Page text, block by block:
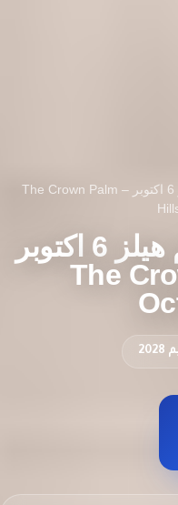
كمبوند ذا كراون بالم هيلز 6 اكتوبر – The Crown Palm
كمبوند ذا كراون بالم هيلز 6 اكتوبر
– The